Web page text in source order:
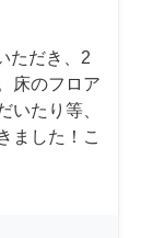
ただき、2
床のフロア
いたり等、
ました！こ